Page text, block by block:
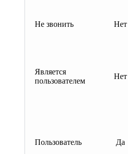
Не звонить Нет
Является
пользователем
Нет
Пользователь Да